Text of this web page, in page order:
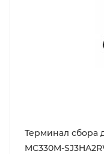
Терминал сбора
MC330M-